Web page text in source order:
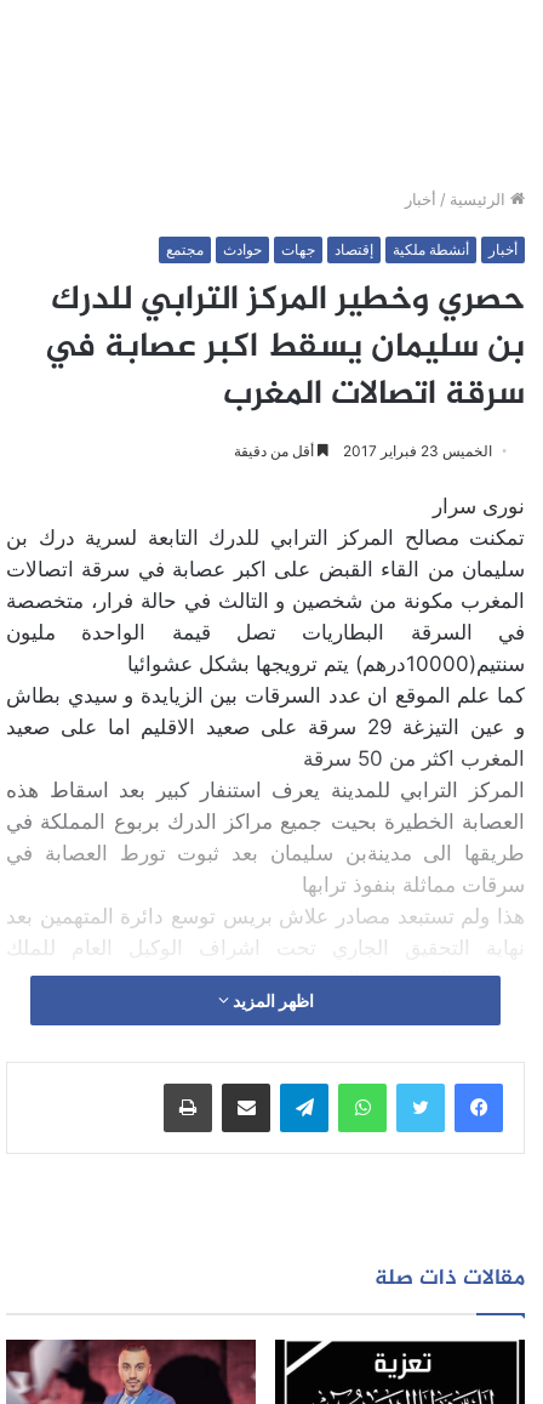
الرئيسية / أخبار
أخبار أنشطة ملكية إقتصاد جهات حوادث مجتمع
حصري وخطير المركز الترابي للدرك
بن سليمان يسقط اكبر عصابة في
سرقة اتصالات المغرب
الخميس 23 فبراير 2017 أقل من دقيقة
نورى سرار
تمكنت مصالح المركز الترابي للدرك التابعة لسرية درك بن
سليمان من القاء القبض على اكبر عصابة في سرقة اتصالات
المغرب مكونة من شخصين و التالث في حالة فرار، متخصصة
في السرقة البطاريات تصل قيمة الواحدة مليون
سنتيم(10000درهم) يتم ترويجها بشكل عشوائيا
كما علم الموقع ان عدد السرقات بين الزيايدة و سيدي بطاش
و عين التيزغة 29 سرقة على صعيد الاقليم اما على صعيد
المغرب اكثر من 50 سرقة
المركز الترابي للمدينة يعرف استنفار كبير بعد اسقاط هذه
العصابة الخطيرة بحيت جميع مراكز الدرك بربوع المملكة في
طريقها الى مدينةبن سليمان بعد ثبوت تورط العصابة في
سرقات مماثلة بنفوذ ترابها
هذا ولم تستبعد مصادر علاش بريس توسع دائرة المتهمين بعد
نهاية التحقيق الجاري تحت اشراف الوكيل العام للملك
بمحكمة الاستئناف بالدار البيضاء.
اظهر المزيد
واتساب تيلقرام مشاركة عبر البريد طباعة
مقالات ذات صلة